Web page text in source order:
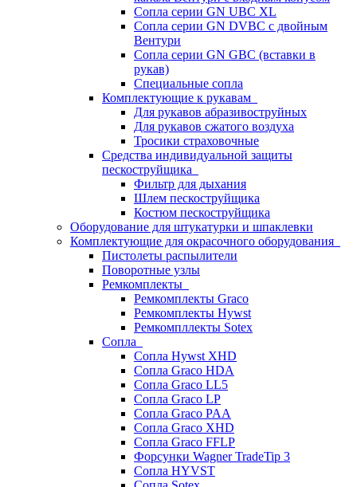
Сопла серии GN UBC XL
Сопла серии GN DVBC с двойным
Вентури
Сопла серии GN GBC (вставки в
рукав)
Специальные сопла
Комплектующие к рукавам
Для рукавов абразивоструйных
Для рукавов сжатого воздуха
Тросики страховочные
Средства индивидуальной защиты
пескоструйщика
Фильтр для дыхания
Шлем пескоструйщика
Костюм пескоструйщика
Оборудование для штукатурки и шпаклевки
Комплектующие для окрасочного оборудования
Пистолеты распылители
Поворотные узлы
Ремкомплекты
Ремкомплекты Graco
Ремкомплекты Hywst
Ремкомпллекты Sotex
Сопла
Сопла Hywst XHD
Сопла Graco HDA
Сопла Graco LL5
Сопла Graco LP
Сопла Graco PAA
Сопла Graco XHD
Сопла Graco FFLP
Форсунки Wagner TradeTip 3
Сопла HYVST